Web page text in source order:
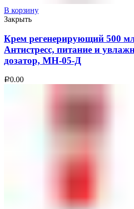
В корзину
Закрыть
Крем регенерирующий
Антистресс, питание и
дозатор, МН-05-Д
Р0.00